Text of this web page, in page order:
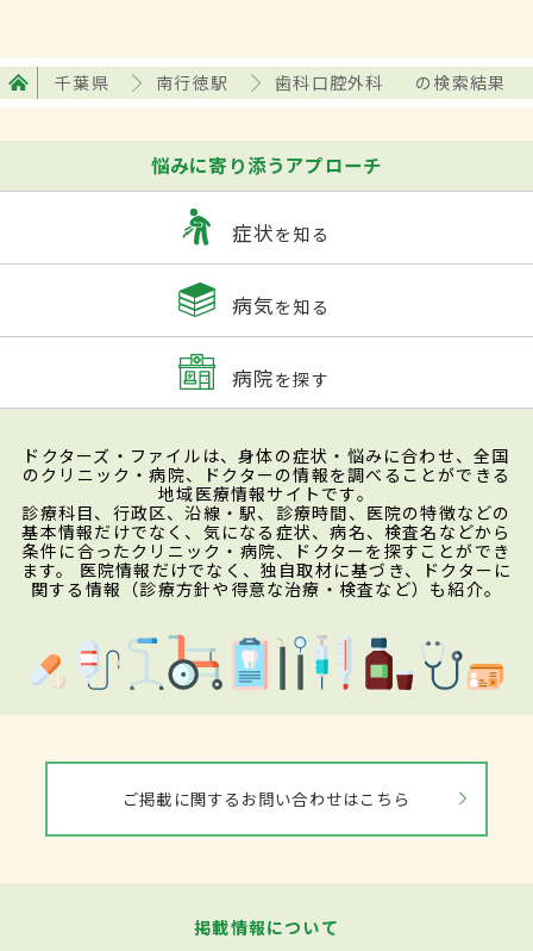
千葉県 南行徳駅 歯科口腔外科 の検索結果
悩みに寄り添うアプローチ
症状を知る
病気を知る
病院を探す
ドクターズ・ファイルは、身体の症状・悩みに合わせ、全国
のクリニック・病院、ドクターの情報を調べることができる
地域医療情報サイトです。
診療科目、行政区、沿線・駅、診療時間、医院の特徴などの
基本情報だけでなく、気になる症状、病名、検査名などから
条件に合ったクリニック・病院、ドクターを探すことができ
ます。 医院情報だけでなく、独自取材に基づき、ドクターに
関する情報（診療方針や得意な治療・検査など）も紹介。
ご掲載に関するお問い合わせはこちら
掲載情報について